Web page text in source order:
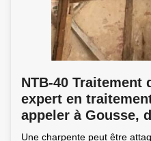
NTB-40 Traitement
expert en
appeler à Gousse,
Une charpente peut être